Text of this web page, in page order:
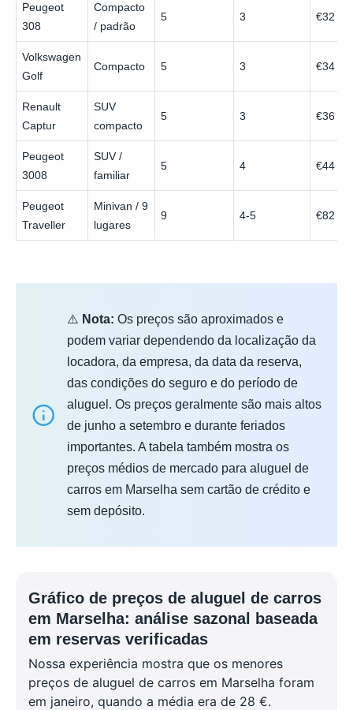
Peugeot
308
Compacto
/ padrão
5 3 €32
Volkswagen
Golf
Compacto 5 3 €34
Renault
Captur
SUV
compacto
5 3 €36
Peugeot
3008
SUV /
familiar
5 4 €44
Peugeot
Traveller
Minivan / 9
lugares
9 4-5 €82
⚠️ Nota: Os preços são aproximados e
podem variar dependendo da localização da
locadora, da empresa, da data da reserva,
das condições do seguro e do período de
aluguel. Os preços geralmente são mais altos
de junho a setembro e durante feriados
importantes. A tabela também mostra os
preços médios de mercado para aluguel de
carros em Marselha sem cartão de crédito e
sem depósito.
Gráfico de preços de aluguel de carros
em Marselha: análise sazonal baseada
em reservas verificadas
Nossa experiência mostra que os menores
preços de aluguel de carros em Marselha foram
em janeiro, quando a média era de 28 €.